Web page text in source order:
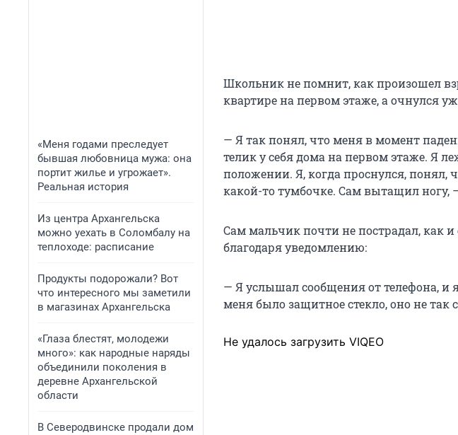
«Меня годами преследует
бывшая любовница мужа: она
портит жилье и угрожает».
Реальная история
Из центра Архангельска
можно уехать в Соломбалу на
теплоходе: расписание
Продукты подорожали? Вот
что интересного мы заметили
в магазинах Архангельска
«Глаза блестят, молодежи
много»: как народные наряды
объединили поколения в
деревне Архангельской
области
В Северодвинске продали дом
Школьник не помнит, как произошел
квартире на первом этаже, а очнулся
— Я так понял, что меня в момент
телик у себя дома на первом этаже. Я
положении. Я, когда проснулся, понял,
какой-то тумбочке. Сам вытащил ногу,
Сам мальчик почти не пострадал, как
благодаря уведомлению:
— Я услышал сообщения от телефона, и
меня было защитное стекло, оно не так
Не удалось загрузить VIQEO